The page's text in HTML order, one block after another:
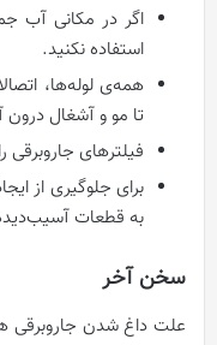
اگر در مکانی آب
استفاده نکنید.
همه‌ی لوله‌ها،
تا مو و آشغال
فیلترهای
برای جلوگیری از
به قطعات
سخن آخر
علت داغ شدن جاروبرقی